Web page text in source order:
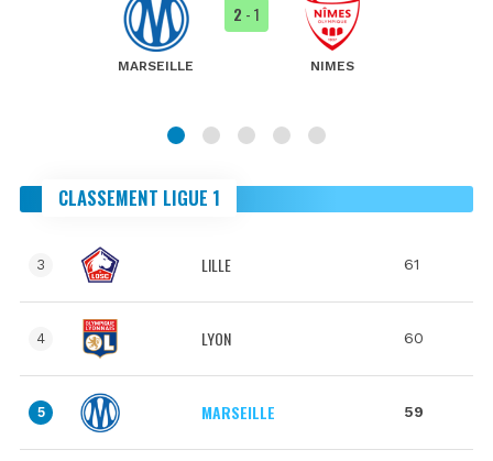
MARSEILLE
2 - 1
NIMES
CLASSEMENT LIGUE 1
3 LILLE 61
4 LYON 60
5 MARSEILLE 59